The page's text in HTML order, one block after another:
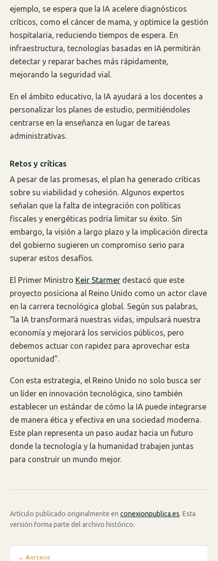
ejemplo, se espera que la IA acelere diagnósticos
críticos, como el cáncer de mama, y optimice la gestión
hospitalaria, reduciendo tiempos de espera. En
infraestructura, tecnologías basadas en IA permitirán
detectar y reparar baches más rápidamente,
mejorando la seguridad vial.
En el ámbito educativo, la IA ayudará a los docentes a
personalizar los planes de estudio, permitiéndoles
centrarse en la enseñanza en lugar de tareas
administrativas.
Retos y críticas
A pesar de las promesas, el plan ha generado críticas
sobre su viabilidad y cohesión. Algunos expertos
señalan que la falta de integración con políticas
fiscales y energéticas podría limitar su éxito. Sin
embargo, la visión a largo plazo y la implicación directa
del gobierno sugieren un compromiso serio para
superar estos desafíos.
El Primer Ministro Keir Starmer destacó que este
proyecto posiciona al Reino Unido como un actor clave
en la carrera tecnológica global. Según sus palabras,
“la IA transformará nuestras vidas, impulsará nuestra
economía y mejorará los servicios públicos, pero
debemos actuar con rapidez para aprovechar esta
oportunidad”.
Con esta estrategia, el Reino Unido no solo busca ser
un líder en innovación tecnológica, sino también
establecer un estándar de cómo la IA puede integrarse
de manera ética y efectiva en una sociedad moderna.
Este plan representa un paso audaz hacia un futuro
donde la tecnología y la humanidad trabajen juntas
para construir un mundo mejor.
Artículo publicado originalmente en conexionpublica.es. Esta
versión forma parte del archivo histórico.
← Anterior